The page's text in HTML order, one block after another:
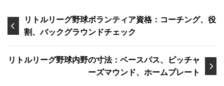
Post
navigation
リトルリーグ野球ボランティア資格：コーチング、役
割、バックグラウンドチェック
リトルリーグ野球内野の寸法：ベースパス、ピッチャ
ーズマウンド、ホームプレート